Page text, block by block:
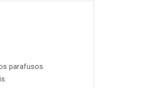
parafusos.